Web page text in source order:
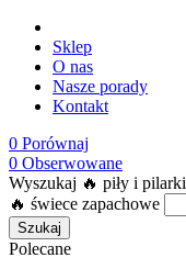
Sklep
O nas
Nasze porady
Kontakt
0 Porównaj
0 Obserwowane
Wyszukaj 🔥 piły i pilarki
🔥 świece zapachowe
Szukaj
Polecane